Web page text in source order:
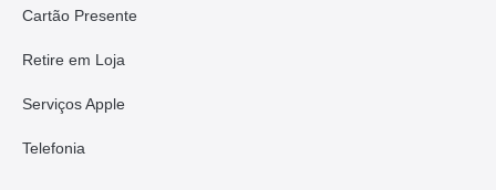
Cartão Presente
Retire em Loja
Serviços Apple
Telefonia